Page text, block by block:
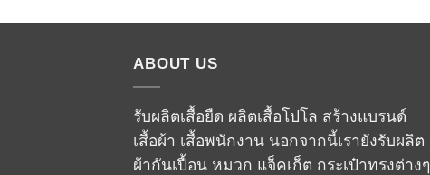
ABOUT US
รับผลิตเสื้อยืด ผลิตเสื้อโปโล สร้างแบรนด์
เสื้อผ้า เสื้อพนักงาน นอกจากนี้เรายังรับผลิต
ผ้ากันเปื้อน หมวก แจ็คเก็ต กระเป๋าทรงต่างๆ